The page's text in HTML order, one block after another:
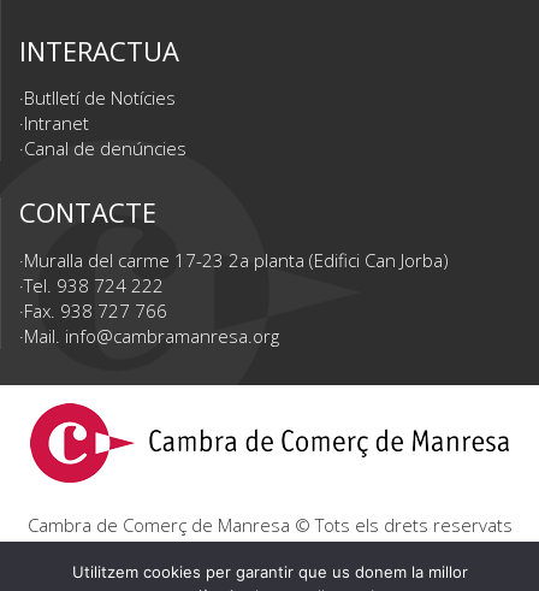
INTERACTUA
Butlletí de Notícies
Intranet
Canal de denúncies
CONTACTE
Muralla del carme 17-23 2a planta (Edifici Can Jorba)
Tel. 938 724 222
Fax. 938 727 766
Mail. info@cambramanresa.org
Cambra de Comerç de Manresa © Tots els drets reservats
Avís Legal Política de privacitat Política de cookies
Utilitzem cookies per garantir que us donem la millor